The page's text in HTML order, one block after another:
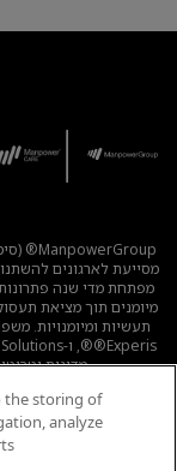
מסייעת לארגונים
מפתחת מדי שנה
מיומנים תוך מציאת
מדינות
לכל המשרות |
the storing of
analyze